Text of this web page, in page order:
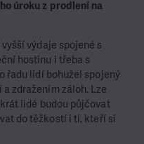
úroku z prodlení na
výdaje spojené s
hostinu i třeba s
řadu lidí bohužel spojený
zdražením záloh. Lze
lidé budou půjčovat
do těžkostí i ti, kteří si